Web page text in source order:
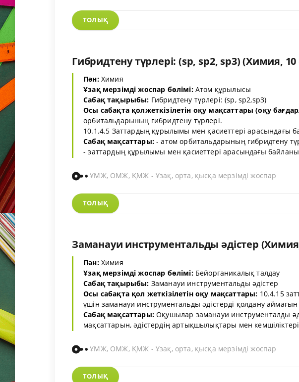
ТОЛЫҚ
Гибридтену түрлері: (sp, sp2, sp3) (Химия,
Пән:Химия
Ұзақ мерзімді жоспар бөлімі:Атом құрылысы
Сабақ тақырыбы: Гибридтену түрлері: (sp, sp2,sp3)
Осы сабақта қолжеткізілетін оқу мақсаттары (оқу
орбитальдарының гибридтену түрлері.
10.1.4.5 Заттардың құрылымы мен қасиеттері арасындағы
Сабақ мақсаттары:- атом орбитальдарының гибридтену
- заттардың құрылымы мен қасиеттері арасындағы
ҰМЖ, ОМЖ, ҚМЖ - Ұзақ, орта, қысқа мерзімді жоспар
ТОЛЫҚ
Заманауи инструментальды әдістер
Пән:Химия
Ұзақ мерзімді жоспар бөлімі:Бейорганикалық талдау
Сабақ тақырыбы: Заманауи инструментальды әдістер
Осы сабақта қол жеткізілетін оқу мақсаттары: 10.4.15
үшін заманауи инструментальды әдістерді қолдану аймағын
Сабақ мақсаттары:Оқушылар заманауи инструменталды
мақсаттарын, әдістердің артықшылықтары мен кемшіліктері
ҰМЖ, ОМЖ, ҚМЖ - Ұзақ, орта, қысқа мерзімді жоспар
ТОЛЫҚ